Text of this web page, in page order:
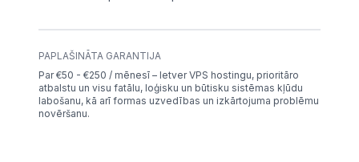
PAPLAŠINĀTA GARANTIJA
Par €50 - €250 / mēnesī – Ietver VPS hostingu, prioritāro
atbalstu un visu fatālu, loģisku un būtisku sistēmas kļūdu
labošanu, kā arī formas uzvedības un izkārtojuma problēmu
novēršanu.